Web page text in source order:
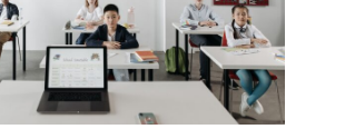
MOST
—
МЕЖДУНАРОДНУЮ
ПРОГРАММУ
ДЛЯ